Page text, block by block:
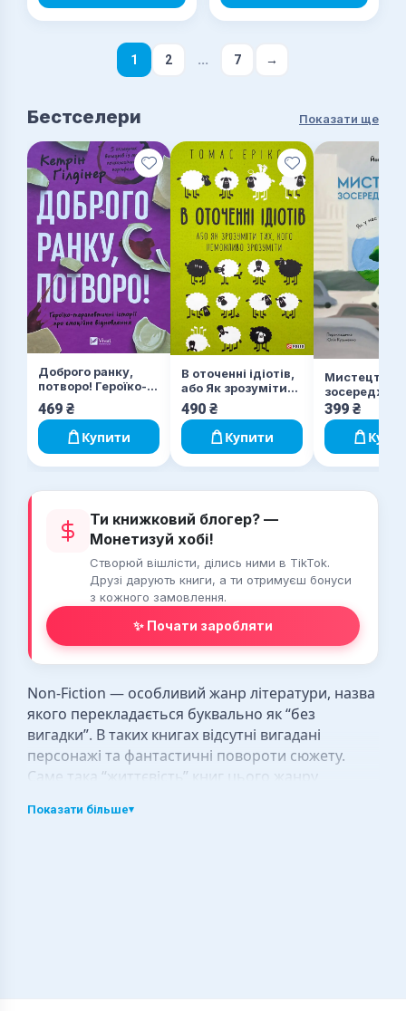
1 2 ... 7 →
Бестселери Показати ще
Доброго ранку,
потворо! Героїко-
терапевтичні
історії про
емоційне
відновлення
469 ₴
Купити
В оточенні ідіотів,
або Як зрозуміти
тих, кого
неможливо
зрозуміти
490 ₴
Купити
Мистецтво
Як у нас
увагу
399 ₴
Ти книжковий блогер? —
Монетизуй хобі!
Створюй вішлісти, ділись ними в TikTok.
Друзі дарують книги, а ти отримуєш бонуси
з кожного замовлення.
✨ Почати заробляти
Non-Fiction — особливий жанр літератури, назва
якого перекладається буквально як “без
вигадки”. В таких книгах відсутні вигадані
персонажі та фантастичні повороти сюжету.
Саме така “життєвість” книг цього жанру
літературу non-fiction журналістикою або
Показати більше▾